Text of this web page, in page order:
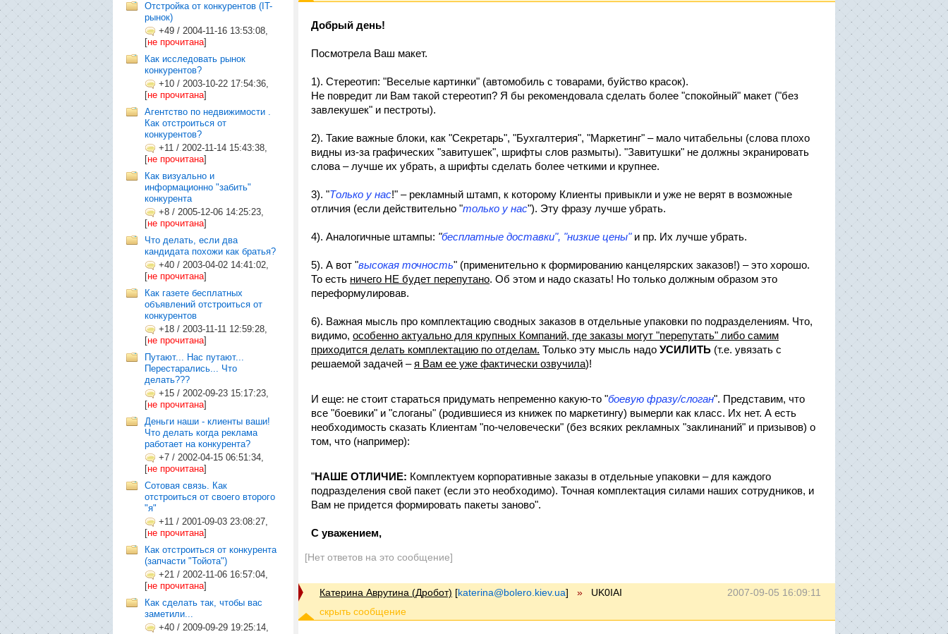
Отстройка от конкурентов (IT-
рынок)
+49 / 2004-11-16 13:53:08,
[не прочитана]
Как исследовать рынок
конкурентов?
+10 / 2003-10-22 17:54:36,
[не прочитана]
Агентство по недвижимости .
Как отстроиться от
конкурентов?
+11 / 2002-11-14 15:43:38,
[не прочитана]
Как визуально и
информационно "забить"
конкурента
+8 / 2005-12-06 14:25:23,
[не прочитана]
Что делать, если два
кандидата похожи как братья?
+40 / 2003-04-02 14:41:02,
[не прочитана]
Как газете бесплатных
объявлений отстроиться от
конкурентов
+18 / 2003-11-11 12:59:28,
[не прочитана]
Путают... Нас путают...
Перестарались... Что
делать???
+15 / 2002-09-23 15:17:23,
[не прочитана]
Деньги наши - клиенты ваши!
Что делать когда реклама
работает на конкурента?
+7 / 2002-04-15 06:51:34,
[не прочитана]
Сотовая связь. Как
отстроиться от своего второго
"я"
+11 / 2001-09-03 23:08:27,
[не прочитана]
Как отстроиться от конкурента
(запчасти "Тойота")
+21 / 2002-11-06 16:57:04,
[не прочитана]
Как сделать так, чтобы вас
заметили...
+40 / 2009-09-29 19:25:14,
Добрый день!
Посмотрела Ваш макет.
1). Стереотип: "Веселые картинки" (автомобиль с товарами, буйство красок).
Не повредит ли Вам такой стереотип? Я бы рекомендовала сделать более "спокойный" макет ("без
завлекушек" и пестроты).
2). Такие важные блоки, как "Секретарь", "Бухгалтерия", "Маркетинг" – мало читабельны (слова плохо
видны из-за графических "завитушек", шрифты слов размыты). "Завитушки" не должны экранировать
слова – лучше их убрать, а шрифты сделать более четкими и крупнее.
3). "Только у нас!" – рекламный штамп, к которому Клиенты привыкли и уже не верят в возможные
отличия (если действительно "только у нас"). Эту фразу лучше убрать.
4). Аналогичные штампы: "бесплатные доставки", "низкие цены"и пр. Их лучше убрать.
5). А вот "высокая точность" (применительно к формированию канцелярских заказов!) – это хорошо.
То есть ничего НЕ будет перепутано. Об этом и надо сказать! Но только должным образом это
переформулировав.
6). Важная мысль про комплектацию сводных заказов в отдельные упаковки по подразделениям. Что,
видимо, особенно актуально для крупных Компаний, где заказы могут "перепутать" либо самим
приходится делать комплектацию по отделам. Только эту мысль надо УСИЛИТЬ (т.е. увязать с
решаемой задачей –я Вам ее уже фактически озвучила)!
И еще: не стоит стараться придумать непременно какую-то "боевую фразу/слоган". Представим, что
все "боевики" и "слоганы" (родившиеся из книжек по маркетингу) вымерли как класс. Их нет. А есть
необходимость сказать Клиентам "по-человечески" (без всяких рекламных "заклинаний" и призывов) о
том, что (например):
"НАШЕ ОТЛИЧИЕ: Комплектуем корпоративные заказы в отдельные упаковки – для каждого
подразделения свой пакет (если это необходимо). Точная комплектация силами наших сотрудников, и
Вам не придется формировать пакеты заново".
С уважением,
[Нет ответов на это сообщение]
2007-09-05 16:09:11
Катерина Аврутина (Дробот) [katerina@bolero.kiev.ua] » UK0IAI